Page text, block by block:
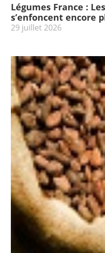
Légumes France :
s’enfoncent encore
29 juillet 2026